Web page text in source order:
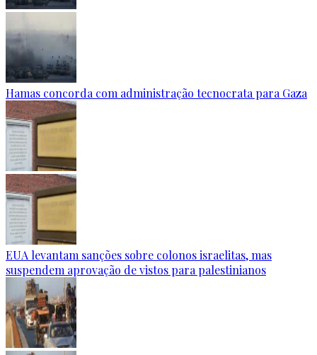
Hamas concorda com administração tecnocrata para Gaza
EUA levantam sanções sobre colonos israelitas, mas
suspendem aprovação de vistos para palestinianos